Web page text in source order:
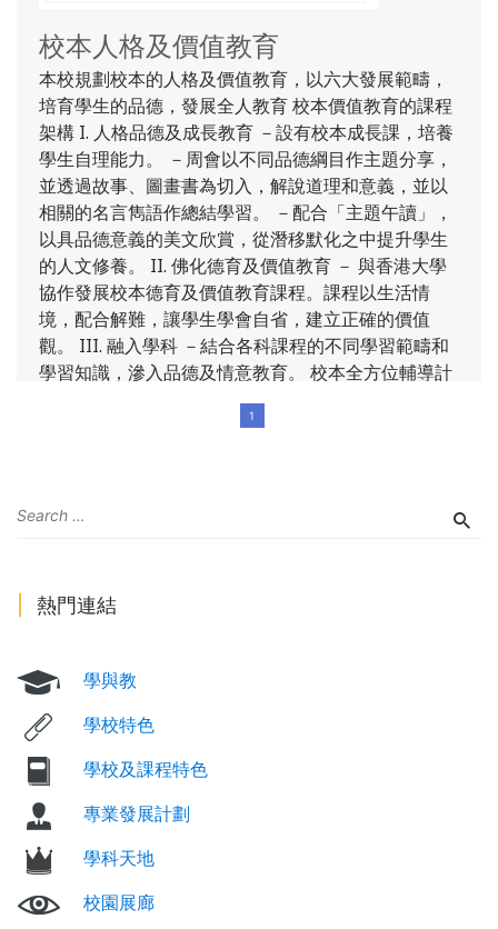
校本人格及價值教育
本校規劃校本的人格及價值教育，以六大發展範疇，
培育學生的品德，發展全人教育 校本價值教育的課程
架構 I. 人格品德及成長教育 －設有校本成長課，培養
學生自理能力。 －周會以不同品德綱目作主題分享，
並透過故事、圖畫書為切入，解說道理和意義，並以
相關的名言雋語作總結學習。 －配合「主題午讀」，
以具品德意義的美文欣賞，從潛移默化之中提升學生
的人文修養。 II. 佛化德育及價值教育 － 與香港大學
協作發展校本德育及價值教育課程。課程以生活情
境，配合解難，讓學生學會自省，建立正確的價值
觀。 III. 融入學科 －結合各科課程的不同學習範疇和
學習知識，滲入品德及情意教育。 校本全方位輔導計
劃 每年,訓育及輔導組將策劃全校參與的校本輔導活
動，鼓勵學生正向發展個人的品德，彼此互相欣賞，
培育正向行為。 成就端品篤學的學生。
1
熱門連結
學與教
學校特色
學校及課程特色
專業發展計劃
學科天地
校園展廊